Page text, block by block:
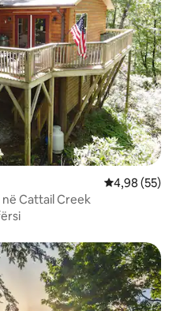
Vlerësimi
4,98 (55)
Cattail Creek